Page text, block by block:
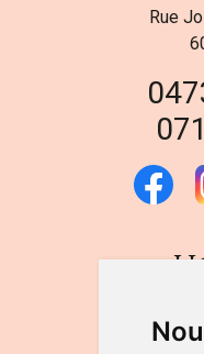
Rue
DU
de 9h à